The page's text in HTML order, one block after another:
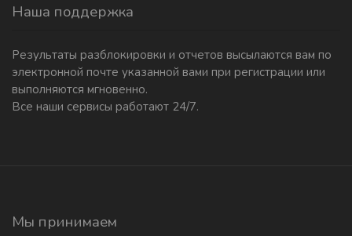
Наша поддержка
Результаты разблокировки и отчетов высылаются вам по
электронной почте указанной вами при регистрации или
выполняются мгновенно.
Все наши сервисы работают 24/7.
Мы принимаем